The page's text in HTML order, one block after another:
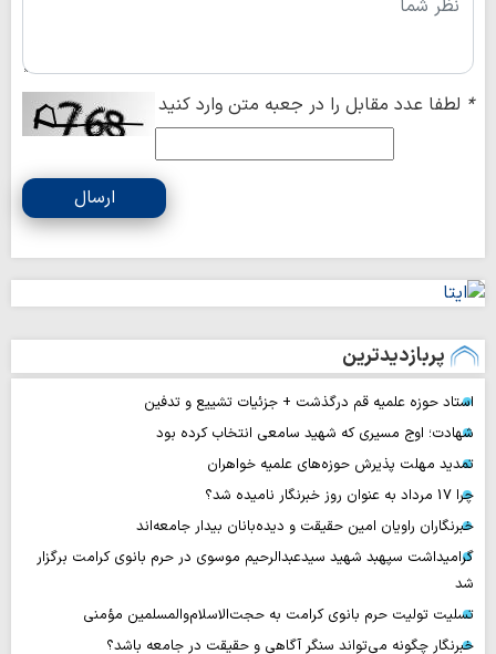
* لطفا عدد مقابل را در جعبه متن وارد کنید
ارسال
پربازدیدترین
استاد حوزه علمیه قم درگذشت + جزئیات تشییع و تدفین
شهادت؛ اوج مسیری که شهید سامعی انتخاب کرده بود
تمدید مهلت پذیرش حوزه‌های علمیه خواهران
چرا 17 مرداد به عنوان روز خبرنگار نامیده شد؟
خبرنگاران راویان امین حقیقت و دیده‌بانان بیدار جامعه‌اند
گرامیداشت سپهبد شهید سیدعبدالرحیم موسوی در حرم بانوی کرامت برگزار
شد
تسلیت تولیت حرم بانوی کرامت به حجت‌الاسلام‌والمسلمین مؤمنی
خبرنگار چگونه می‌تواند سنگر آگاهی و حقیقت در جامعه باشد؟